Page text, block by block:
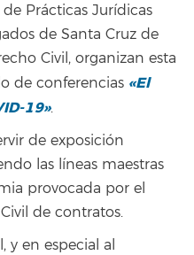
Prácticas Jurídicas
de Santa Cruz de
Civil, organizan esta
de conferencias «El
19».
de exposición
las líneas maestras
provocada por el
de contratos.
y en especial al